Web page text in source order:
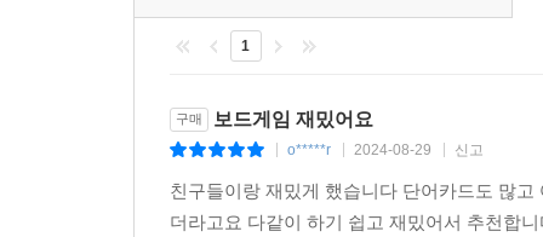
1
구매 보드게임 재밌어요
o*****r 2024-08-29 신고
친구들이랑 재밌게 했습니다 단어카드도 많
더라고요 다같이 하기 쉽고 재밌어서 추천합